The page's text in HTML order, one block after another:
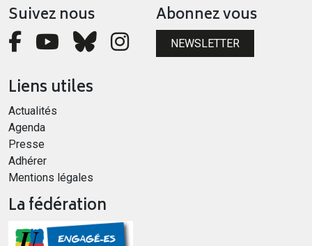
Suivez nous Abonnez vous
NEWSLETTER
Liens utiles
Actualités
Agenda
Presse
Adhérer
Mentions légales
La fédération